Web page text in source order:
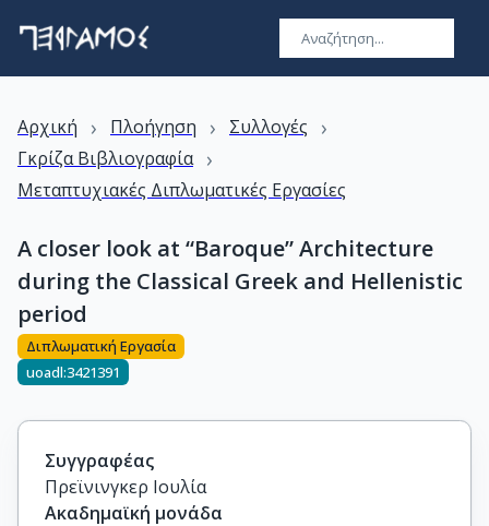
Αρχική › Πλοήγηση › Συλλογές ›
Γκρίζα Βιβλιογραφία ›
Μεταπτυχιακές Διπλωματικές Εργασίες
A closer look at “Baroque” Architecture
during the Classical Greek and Hellenistic
period
Διπλωματική Εργασία
uoadl:3421391
Συγγραφέας
Πρεϊνινγκερ Ιουλία
Ακαδημαϊκή μονάδα